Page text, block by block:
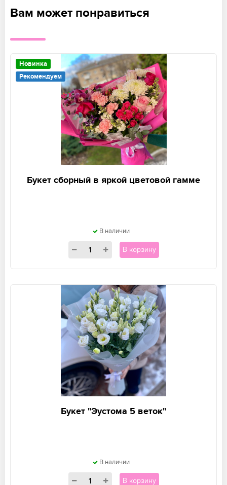
Вам может понравиться
Новинка
Рекомендуем
Букет сборный в яркой цветовой гамме
В наличии
В корзину
Букет "Эустома 5 веток"
В наличии
В корзину